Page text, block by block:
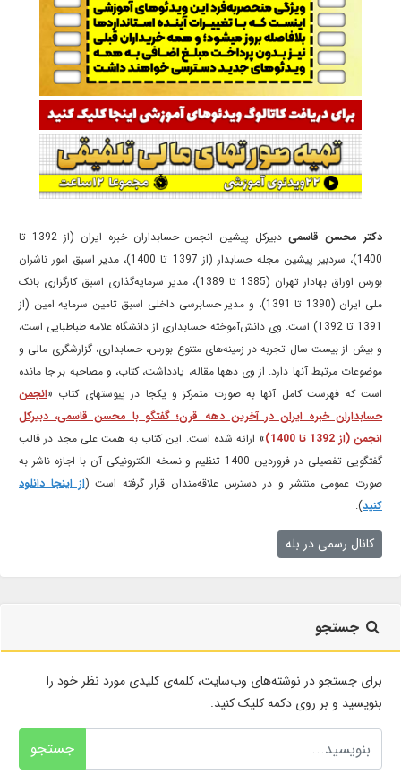
دکتر محسن قاسمی
دبیرکل پیشین انجمن حسابداران خبره ایران (از 1392 تا
1400)، سردبیر پیشین مجله حسابدار (از 1397 تا 1400)، مدیر اسبق امور ناشران
بورس اوراق بهادار تهران (1385 تا 1389)، مدیر سرمایه‌گذاری اسبق کارگزاری بانک
ملی ایران (1390 تا 1391)، و مدیر حسابرسی داخلی اسبق تامین سرمایه امین (از
1391 تا 1392) است. وی دانش‌آموخته حسابداری از دانشگاه علامه طباطبایی است،
و بیش از بیست سال تجربه در زمینه‌های متنوع بورس، حسابداری، گزارشگری مالی و
موضوعات مرتبط آنها دارد. از وی دهها مقاله، یادداشت، کتاب، و مصاحبه بر جا مانده
است که فهرست کامل آنها به صورت متمرکز و یکجا در پیوستهای کتاب «انجمن
حسابداران خبره ایران در آخرین دهه قرن؛ گفتگو با محسن قاسمی، دبیرکل
انجمن (از 1392 تا 1400)
» ارائه شده است. این کتاب به همت علی مجد در قالب
گفتگویی تفصیلی در فروردین 1400 تنظیم و نسخه الکترونیکی آن با اجازه ناشر به
صورت عمومی منتشر و در دسترس علاقه‌مندان قرار گرفته است (از اینجا دانلود
کنید).
کانال رسمی در بله
جستجو
برای جستجو در نوشته‌های وب‌سایت، کلمه‌ی کلیدی مورد نظر خود را
بنویسید و بر روی دکمه کلیک کنید.
جستجو